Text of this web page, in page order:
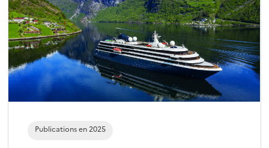
Publications en 2025